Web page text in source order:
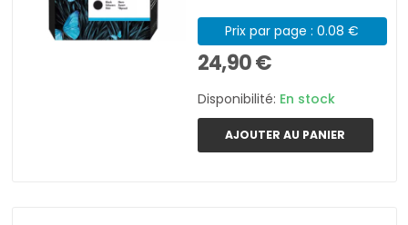
Prix par page : 0.08 €
24,90 €
Disponibilité: En stock
AJOUTER AU PANIER